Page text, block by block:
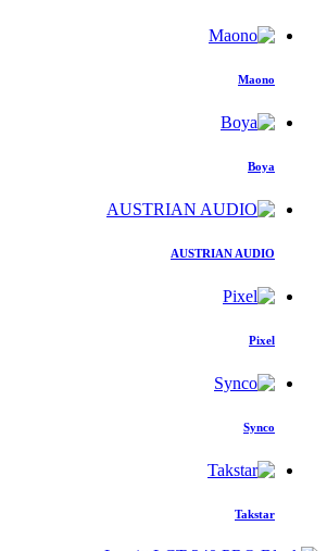
Maono
Boya
AUSTRIAN AUDIO
Pixel
Synco
Takstar